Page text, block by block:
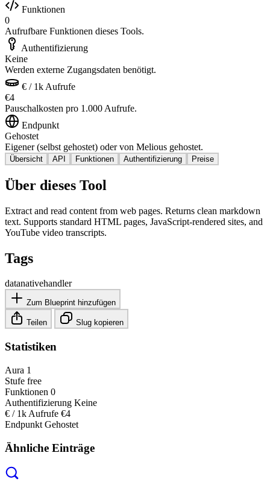
Funktionen
0
Aufrufbare Funktionen dieses Tools.
Authentifizierung
Keine
Werden externe Zugangsdaten benötigt.
€ / 1k Aufrufe
€4
Pauschalkosten pro 1.000 Aufrufe.
Endpunkt
Gehostet
Eigener (selbst gehostet) oder von Melious gehostet.
Übersicht API Funktionen Authentifizierung Preise
Über dieses Tool
Extract and read content from web pages. Returns clean markdown
text. Supports standard HTML pages, JavaScript-rendered sites, and
YouTube video transcripts.
Tags
datanativehandler
Zum Blueprint hinzufügen
Teilen Slug kopieren
Statistiken
Aura 1
Stufe free
Funktionen 0
Authentifizierung Keine
€ / 1k Aufrufe €4
Endpunkt Gehostet
Ähnliche Einträge